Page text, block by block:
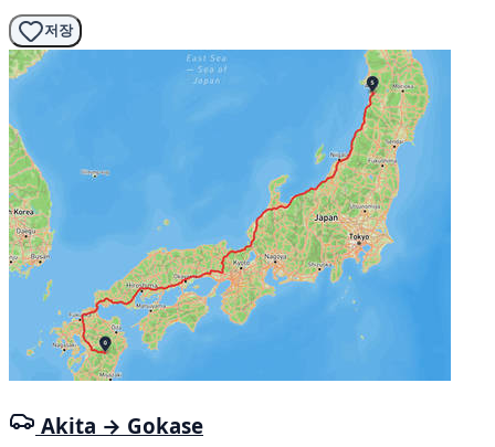
저장
Akita → Gokase